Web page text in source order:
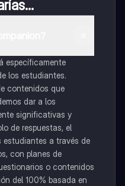
específicamente
los estudiantes.
contenidos que
dar a los
significativas y
de respuestas, el
estudiantes a través de
con planes de
o contenidos
del 100% basada en